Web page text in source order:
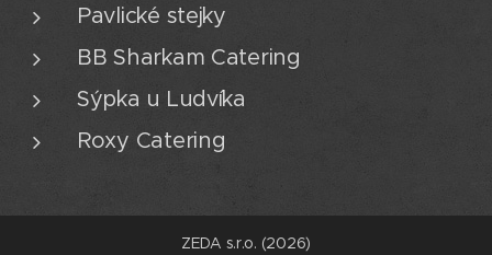
Pavlické stejky
BB Sharkam Catering
Sýpka u Ludvíka
Roxy Catering
ZEDA s.r.o. (2026)